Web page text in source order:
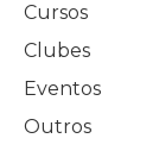
Cursos
Clubes
Eventos
Outros